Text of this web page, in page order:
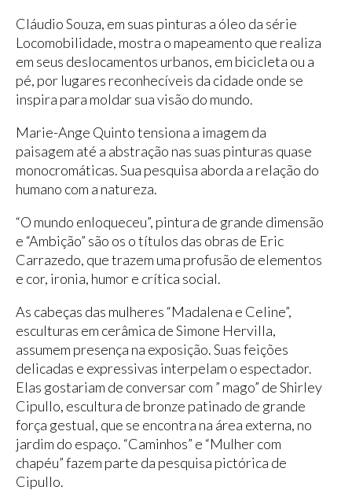
Cláudio Souza, em suas pinturas a óleo da série
Locomobilidade, mostra o mapeamento que realiza
em seus deslocamentos urbanos, em bicicleta ou a
pé, por lugares reconhecíveis da cidade onde se
inspira para moldar sua visão do mundo.
Marie-Ange Quinto tensiona a imagem da
paisagem até a abstração nas suas pinturas quase
monocromáticas. Sua pesquisa aborda a relação do
humano com a natureza.
“O mundo enloqueceu”, pintura de grande dimensão
e “Ambição” são os o títulos das obras de Eric
Carrazedo, que trazem uma profusão de elementos
e cor, ironia, humor e crítica social.
As cabeças das mulheres “Madalena e Celine”,
esculturas em cerâmica de Simone Hervilla,
assumem presença na exposição. Suas feições
delicadas e expressivas interpelam o espectador.
Elas gostariam de conversar com ” mago” de Shirley
Cipullo, escultura de bronze patinado de grande
força gestual, que se encontra na área externa, no
jardim do espaço. “Caminhos” e “Mulher com
chapéu” fazem parte da pesquisa pictórica de
Cipullo.